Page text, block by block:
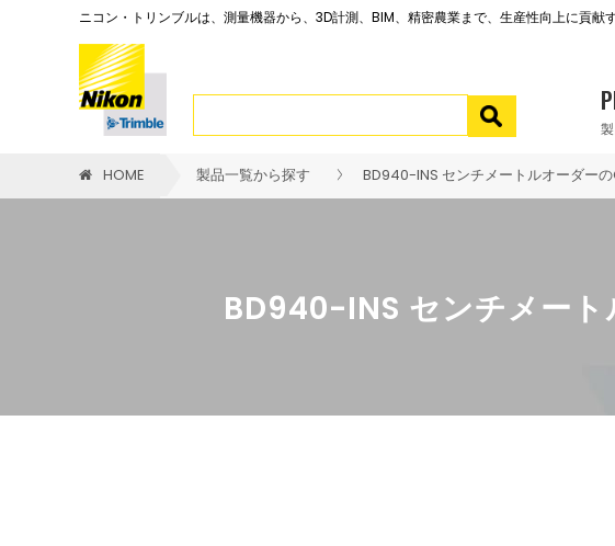
ニコン・トリンブルは、測量機器から、3D計測、BIM、精密農業まで、生産性向上に貢献
HOME 製品一覧から探す BD940-INS センチメートルオーダー
BD940-INS センチメー